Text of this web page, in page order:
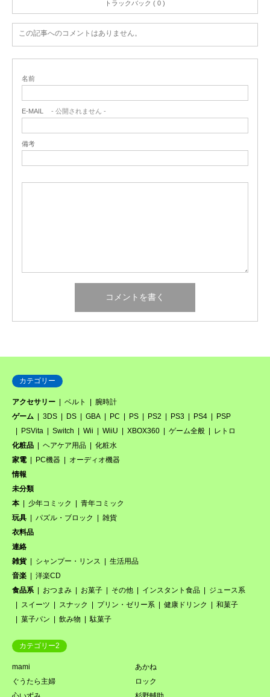
トラックバック ( 0 )
この記事へのコメントはありません。
名前
E-MAIL - 公開されません -
備考
カテゴリー
アクセサリー ベルト
腕時計
ゲーム
3DS DS GBA PC PS PS2 PS3 PS4
PSP
PSVita
Switch Wii WiiU XBOX360 ゲーム全般
レトロ
化粧品
ヘアケア用品
化粧水
家電
PC機器
オーディオ機器
情報
未分類
本
少年コミック
青年コミック
玩具
パズル・ブロック
雑貨
衣料品
連絡
雑貨
シャンプー・リンス
生活用品
音楽
洋楽CD
食品系
おつまみ お菓子 その他 インスタント食品
ジュース系
スイーツ
スナック プリン・ゼリー系 健康ドリンク
和菓子
菓子パン
飲み物 駄菓子
カテゴリー2
mami
あかね
ぐうたら主婦
ロック